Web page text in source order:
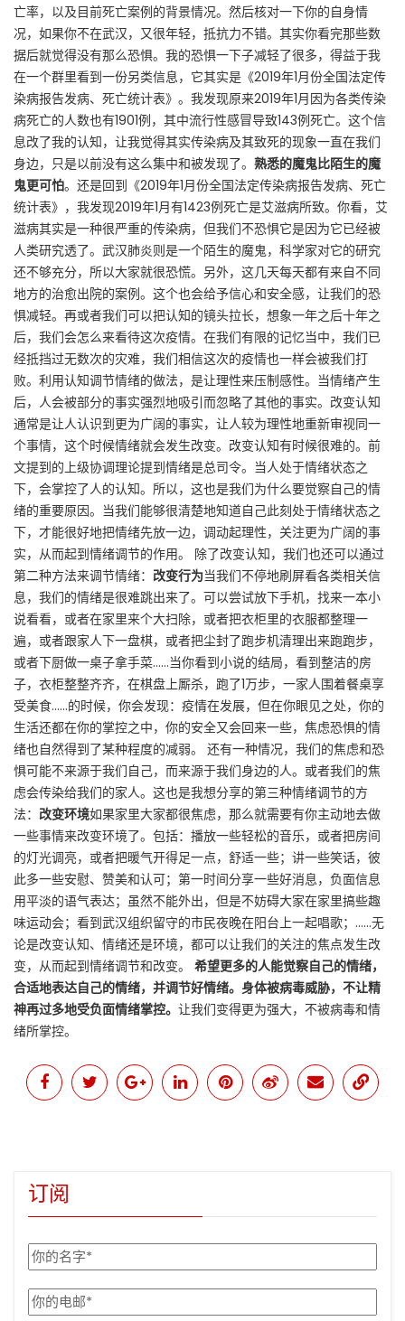
亡率，以及目前死亡案例的背景情况。然后核对一下你的自身情
况，如果你不在武汉，又很年轻，抵抗力不错。其实你看完那些数
据后就觉得没有那么恐惧。我的恐惧一下子减轻了很多，得益于我
在一个群里看到一份另类信息，它其实是《2019年1月份全国法定传
染病报告发病、死亡统计表》。我发现原来2019年1月因为各类传染
病死亡的人数也有1901例，其中流行性感冒导致143例死亡。这个信
息改了我的认知，让我觉得其实传染病及其致死的现象一直在我们
身边，只是以前没有这么集中和被发现了。 熟悉的魔鬼比陌生的魔
鬼更可怕。还是回到《2019年1月份全国法定传染病报告发病、死亡
统计表》，我发现2019年1月有1423例死亡是艾滋病所致。你看，艾
滋病其实是一种很严重的传染病，但我们不恐惧它是因为它已经被
人类研究透了。武汉肺炎则是一个陌生的魔鬼，科学家对它的研究
还不够充分，所以大家就很恐慌。另外，这几天每天都有来自不同
地方的治愈出院的案例。这个也会给予信心和安全感，让我们的恐
惧减轻。再或者我们可以把认知的镜头拉长，想象一年之后十年之
后，我们会怎么来看待这次疫情。在我们有限的记忆当中，我们已
经抵挡过无数次的灾难，我们相信这次的疫情也一样会被我们打
败。利用认知调节情绪的做法，是让理性来压制感性。当情绪产生
后，人会被部分的事实强烈地吸引而忽略了其他的事实。改变认知
通常是让人认识到更为广阔的事实，让人较为理性地重新审视同一
个事情，这个时候情绪就会发生改变。改变认知有时候很难的。前
文提到的上级协调理论提到情绪是总司令。当人处于情绪状态之
下，会掌控了人的认知。所以，这也是我们为什么要觉察自己的情
绪的重要原因。当我们能够很清楚地知道自己此刻处于情绪状态之
下，才能很好地把情绪先放一边，调动起理性，关注更为广阔的事
实，从而起到情绪调节的作用。 除了改变认知，我们也还可以通过
第二种方法来调节情绪： 改变行为当我们不停地刷屏看各类相关信
息，我们的情绪是很难跳出来了。可以尝试放下手机，找来一本小
说看看，或者在家里来个大扫除，或者把衣柜里的衣服都整理一
遍，或者跟家人下一盘棋，或者把尘封了跑步机清理出来跑跑步，
或者下厨做一桌子拿手菜……当你看到小说的结局，看到整洁的房
子，衣柜整整齐齐，在棋盘上厮杀，跑了1万步，一家人围着餐桌享
受美食……的时候，你会发现：疫情在发展，但在你眼见之处，你的
生活还都在你的掌控之中，你的安全又会回来一些，焦虑恐惧的情
绪也自然得到了某种程度的减弱。 还有一种情况，我们的焦虑和恐
惧可能不来源于我们自己，而来源于我们身边的人。或者我们的焦
虑会传染给我们的家人。这也是我想分享的第三种情绪调节的方
法： 改变环境如果家里大家都很焦虑，那么就需要有你主动地去做
一些事情来改变环境了。包括：播放一些轻松的音乐，或者把房间
的灯光调亮，或者把暖气开得足一点，舒适一些；讲一些笑话，彼
此多一些安慰、赞美和认可；第一时间分享一些好消息，负面信息
用平淡的语气表达；虽然不能外出，但是不妨碍大家在家里搞些趣
味运动会；看到武汉组织留守的市民夜晚在阳台上一起唱歌；……无
论是改变认知、情绪还是环境，都可以让我们的关注的焦点发生改
变，从而起到情绪调节和改变。 希望更多的人能觉察自己的情绪，
合适地表达自己的情绪，并调节好情绪。身体被病毒威胁，不让精
神再过多地受负面情绪掌控。 让我们变得更为强大，不被病毒和情
绪所掌控。
订阅